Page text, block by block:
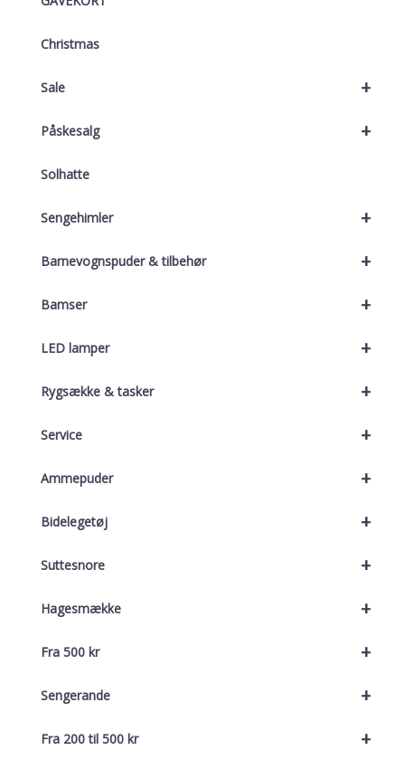
Christmas
+
Sale
+
Påskesalg
Solhatte
+
Sengehimler
+
Barnevognspuder & tilbehør
+
Bamser
+
LED lamper
+
Rygsække & tasker
+
Service
+
Ammepuder
+
Bidelegetøj
+
Suttesnore
+
Hagesmække
+
Fra 500 kr
+
Sengerande
+
Fra 200 til 500 kr